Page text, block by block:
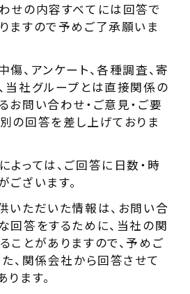
せの内容すべてには回答で
ますので予めご了承願いま
、アンケート、各種調査、寄
当社グループとは直接関係の
お問い合わせ・ご意見・ご要
の回答を差し上げておりま
よっては、ご回答に日数・時
ざいます。
いただいた情報は、お問い合
回答をするために、当社の関
ことがありますので、予めご
た、関係会社から回答させて
ます。